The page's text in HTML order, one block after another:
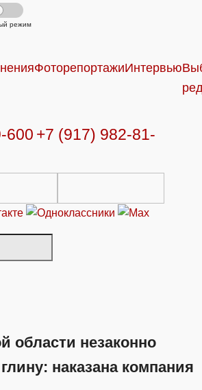
режим
ФоторепортажиИнтервью
600 +7 (917) 982-81-
области незаконно
наказана компания